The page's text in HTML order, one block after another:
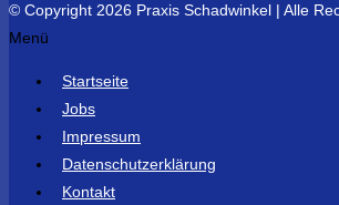
© Copyright 2026 Praxis Schadwinkel | Alle
Menü
Startseite
Jobs
Impressum
Datenschutzerklärung
Kontakt